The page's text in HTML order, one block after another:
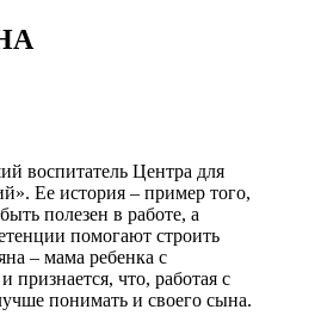
воспитатель Центра для
Ее история – пример того,
полезен в работе, а
помогают строить
– мама ребенка с
признается, что, работая с
понимать и своего сына.